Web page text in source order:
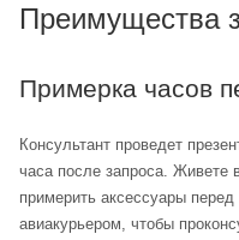
Преимущества
Примерка часов
Консультант проведет
часа после запроса. Живете
примерить аксессуары
авиакурьером, чтобы